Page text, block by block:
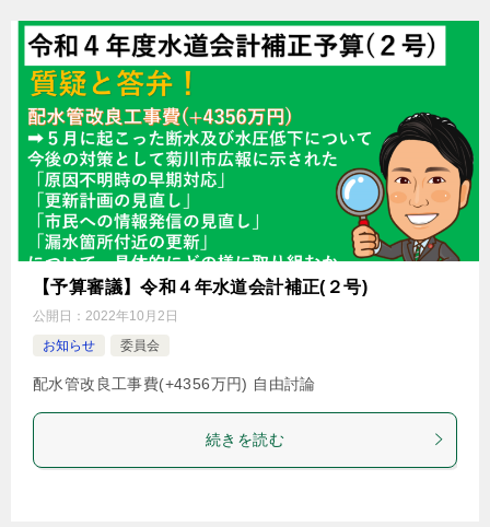
【予算審議】令和４年水道会計補正(２号)
公開日： 2022年10月2日
お知らせ
委員会
配水管改良工事費(+4356万円) 自由討論
続きを読む